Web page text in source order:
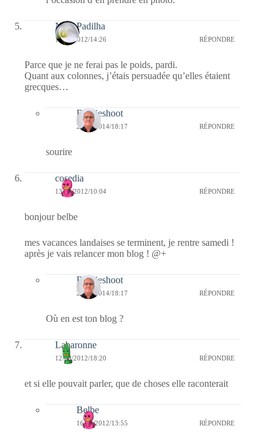
Nina Padilha
16/09/2012/14:26 RÉPONDRE
Parce que je ne ferai pas le poids, pardi.
Quant aux colonnes, j’étais persuadée qu’elles étaient
grecques…
Bernieshoot
21/12/2014/18:17 RÉPONDRE
sourire
cosedia
13/09/2012/10:04 RÉPONDRE
bonjour belbe
mes vacances landaises se terminent, je rentre samedi !
après je vais relancer mon blog ! @+
Bernieshoot
21/12/2014/18:17 RÉPONDRE
Où en est ton blog ?
Labaronne
12/09/2012/18:20 RÉPONDRE
et si elle pouvait parler, que de choses elle raconterait
Belbe
16/09/2012/13:55 RÉPONDRE